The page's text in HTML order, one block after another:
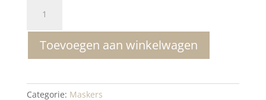
Stress
Mask
aantal
Toevoegen aan winkelwagen
Categorie: Maskers